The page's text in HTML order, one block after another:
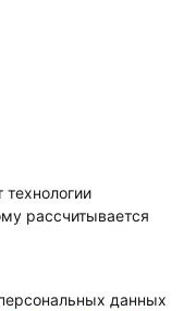
технологии
рассчитывается
данных